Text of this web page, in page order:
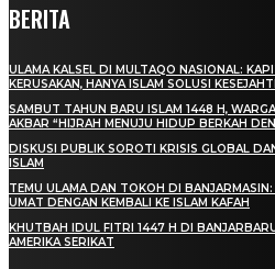
BERITA
ULAMA KALSEL DI MULTAQO NASIONAL:
KERUSAKAN, HANYA ISLAM SOLUSI
SAMBUT TAHUN BARU ISLAM 1448 H,
AKBAR “HIJRAH MENUJU HIDUP BERKAH
DISKUSI PUBLIK SOROTI KRISIS GLOBAL
ISLAM
TEMU ULAMA DAN TOKOH DI
UMAT DENGAN KEMBALI KE ISLAM KAFAH
KHUTBAH IDUL FITRI 1447 H DI
AMERIKA SERIKAT